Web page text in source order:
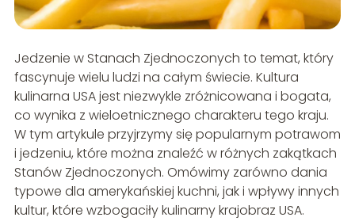
Jedzenie w Stanach Zjednoczonych to temat, który
fascynuje wielu ludzi na całym świecie. Kultura
kulinarna USA jest niezwykle zróżnicowana i bogata,
co wynika z wieloetnicznego charakteru tego kraju.
W tym artykule przyjrzymy się popularnym potrawom
i jedzeniu, które można znaleźć w różnych zakątkach
Stanów Zjednoczonych. Omówimy zarówno dania
typowe dla amerykańskiej kuchni, jak i wpływy innych
kultur, które wzbogaciły kulinarny krajobraz USA.